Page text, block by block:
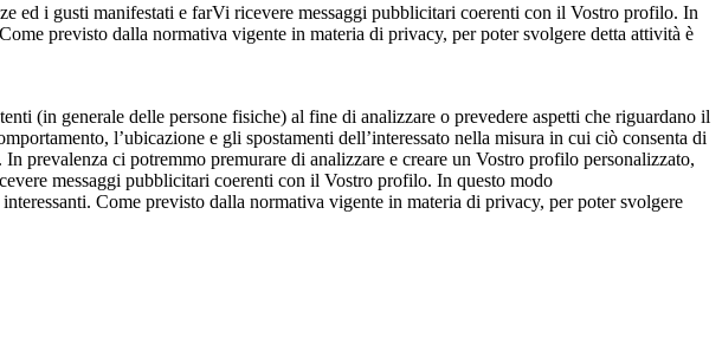
ed i gusti manifestati e farVi ricevere messaggi pubblicitari coerenti con il Vostro profilo. In
previsto dalla normativa vigente in materia di privacy, per poter svolgere detta attività è
(in generale delle persone fisiche) al fine di analizzare o prevedere aspetti che riguardano il
l’ubicazione e gli spostamenti dell’interessato nella misura in cui ciò consenta di
prevalenza ci potremmo premurare di analizzare e creare un Vostro profilo personalizzato,
messaggi pubblicitari coerenti con il Vostro profilo. In questo modo
Come previsto dalla normativa vigente in materia di privacy, per poter svolgere